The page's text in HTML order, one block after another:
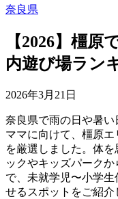
奈良県
【2026】橿
内遊び場ラン
2026年3月21日
奈良県で雨の日や暑い
ママに向けて、橿原
を厳選しました。体
ックやキッズパーク
で、未就学児〜小学
せるスポットをご紹